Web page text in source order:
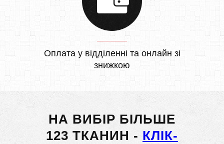
Оплата у відділенні та онлайн зі
знижкою
НА ВИБІР БІЛЬШЕ
123 ТКАНИН - КЛІК-